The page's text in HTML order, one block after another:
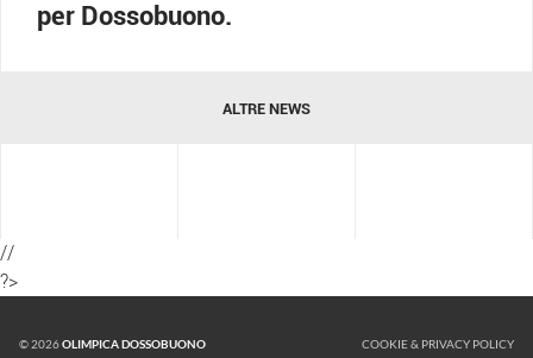
per Dossobuono.
ALTRE NEWS
//
?>
© 2026OLIMPICA DOSSOBUONO COOKIE & PRIVACY POLICY